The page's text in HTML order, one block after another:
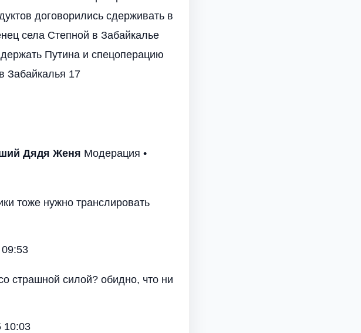
договорились сдерживать в
села Степной в Забайкалье
Путина и спецоперацию
Забайкалья 17
Дядя Женя Модерация •
тоже нужно транслировать
страшной силой? обидно, что ни
10:03